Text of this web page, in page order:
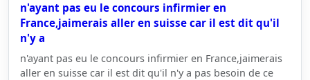
n'ayant pas eu le concours infirmier en
France,jaimerais aller en suisse car il est dit qu'il
n'y a
n'ayant pas eu le concours infirmier en France,jaimerais
aller en suisse car il est dit qu'il n'y a pas besoin de ce